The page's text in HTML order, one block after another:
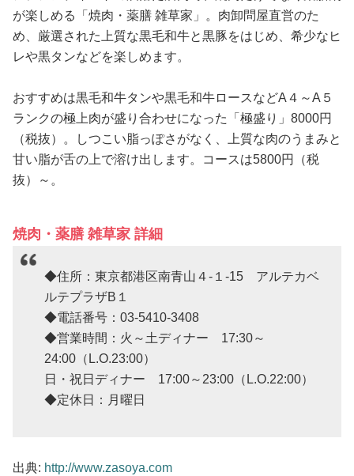
が楽しめる「焼肉・薬膳 雑草家」。肉卸問屋直営のた
め、厳選された上質な黒毛和牛と黒豚をはじめ、希少なヒ
レや黒タンなどを楽しめます。
おすすめは黒毛和牛タンや黒毛和牛ロースなどA４～A５
ランクの極上肉が盛り合わせになった「極盛り」8000円
（税抜）。しつこい脂っぽさがなく、上質な肉のうまみと
甘い脂が舌の上で溶け出します。コースは5800円（税
抜）～。
焼肉・薬膳 雑草家 詳細
◆住所：東京都港区南青山４-１-15 アルテカベ
ルテプラザB１
◆電話番号：03-5410-3408
◆営業時間：火～土ディナー 17:30～
24:00（L.O.23:00）
日・祝日ディナー 17:00～23:00（L.O.22:00）
◆定休日：月曜日
出典: http://www.zasoya.com